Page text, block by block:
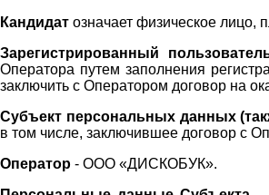
Кандидат означает физическое лицо,
Зарегистрированный
Оператора путем заполнения
заключить с Оператором договор на
Субъект персональных данных
в том числе, заключившее договор с
Оператор - ООО «ДИСКОБУК».